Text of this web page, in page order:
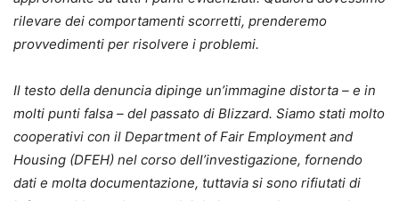
rilevare dei comportamenti scorretti, prenderemo
provvedimenti per risolvere i problemi.
Il testo della denuncia dipinge un’immagine distorta – e in
molti punti falsa – del passato di Blizzard. Siamo stati molto
cooperativi con il Department of Fair Employment and
Housing (DFEH) nel corso dell’investigazione, fornendo
dati e molta documentazione, tuttavia si sono rifiutati di